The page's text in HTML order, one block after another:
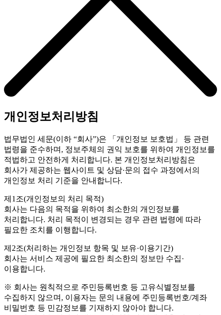
개인정보처리방침
법무법인 세문(이하 “회사”)은 「개인정보 보호법」 등 관련
법령을 준수하며, 정보주체의 권익 보호를 위하여 개인정보를
적법하고 안전하게 처리합니다. 본 개인정보처리방침은
회사가 제공하는 웹사이트 및 상담·문의 접수 과정에서의
개인정보 처리 기준을 안내합니다.
제1조(개인정보의 처리 목적)
회사는 다음의 목적을 위하여 최소한의 개인정보를
처리합니다. 처리 목적이 변경되는 경우 관련 법령에 따라
필요한 조치를 이행합니다.
제2조(처리하는 개인정보 항목 및 보유·이용기간)
회사는 서비스 제공에 필요한 최소한의 정보만 수집·
이용합니다.
※ 회사는 원칙적으로 주민등록번호 등 고유식별정보를
수집하지 않으며, 이용자는 문의 내용에 주민등록번호/계좌
비밀번호 등 민감정보를 기재하지 않아야 합니다.